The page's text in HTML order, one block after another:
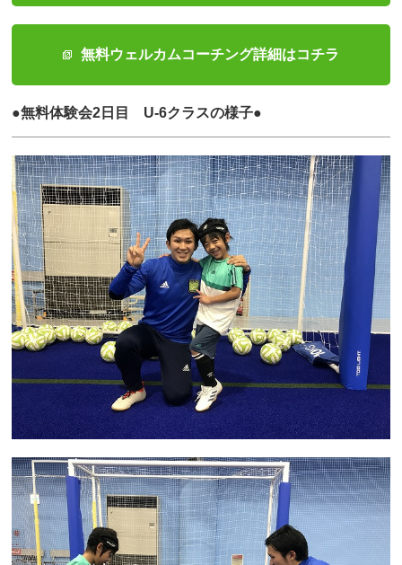
無料ウェルカムコーチング詳細はコチラ
●無料体験会2日目 U-6クラスの様子●